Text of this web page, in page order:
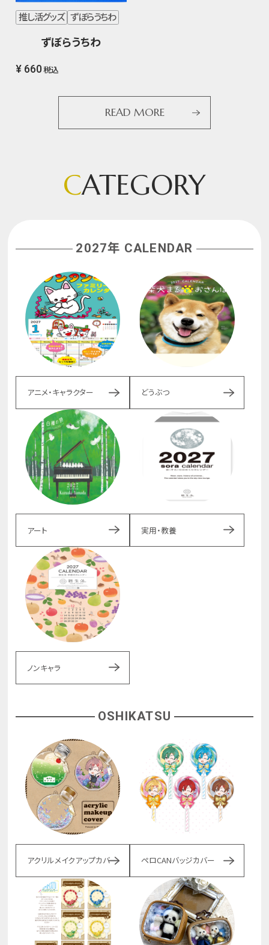
推し活グッズ ずぼらうちわ
ずぼらうちわ
¥ 660 税込
READ MORE
CATEGORY
2027年 CALENDAR
アニメ・キャラクター どうぶつ
アート 実用・教養
ノンキャラ
OSHIKATSU
アクリルメイクアップカバー ペロCANバッジカバー